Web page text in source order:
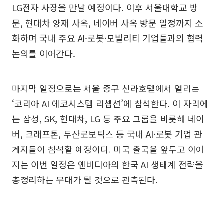
LG전자 사장을 만날 예정이다. 이후 서울대학교 방
문, 현대차 양재 사옥, 네이버 사옥 방문 일정까지 소
화하며 국내 주요 AI·로봇·모빌리티 기업들과의 협력
논의를 이어간다.
마지막 일정으로는 서울 중구 신라호텔에서 열리는
‘코리아 AI 에코시스템 리셉션’에 참석한다. 이 자리에
는 삼성, SK, 현대차, LG 등 주요 그룹을 비롯해 네이
버, 크래프톤, 두산로보틱스 등 국내 AI·로봇 기업 관
계자들이 참석할 예정이다. 미국 출국을 앞두고 이어
지는 이번 일정은 엔비디아의 한국 AI 생태계 전략을
총정리하는 무대가 될 것으로 관측된다.